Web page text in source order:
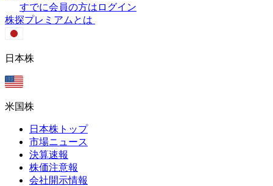
すでに会員の方はログイン
株探プレミアムとは
日本株
米国株
日本株トップ
市場ニュース
決算速報
株価注意報
会社開示情報